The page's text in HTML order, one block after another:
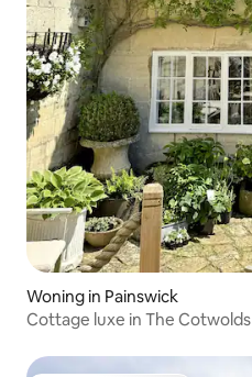
Woning in Painswick
Cottage luxe in The Cotwolds